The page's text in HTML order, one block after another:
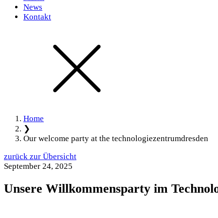
News
Kontakt
Home
❯
Our welcome party at the technologiezentrumdresden
zurück zur Übersicht
September 24, 2025
Unsere Willkommensparty im